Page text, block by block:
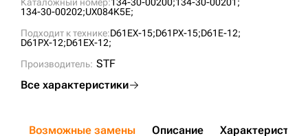
134-30-00202;UX084K5E;
Подходит к технике:D61EX-15;D61PX-15;D61E-12;
D61PX-12;D61EX-12;
Производитель: STF
Все характеристики
Возможные замены Описание Характеристики